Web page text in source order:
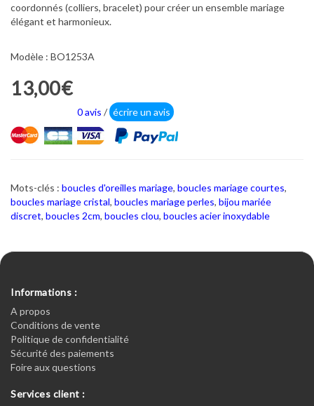
coordonnés (colliers, bracelet) pour créer un ensemble mariage
élégant et harmonieux.
Modèle : BO1253A
13,00€
0 avis / écrire un avis
Mots-clés : boucles d'oreilles mariage, boucles mariage courtes,
boucles mariage cristal, boucles mariage perles, bijou mariée
discret, boucles 2cm, boucles clou, boucles acier inoxydable
Informations :
A propos
Conditions de vente
Politique de confidentialité
Sécurité des paiements
Foire aux questions
Services client :